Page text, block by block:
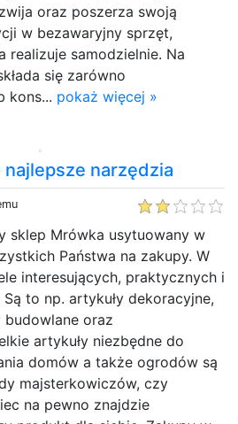
oraz poszerza swoją
w bezawaryjny sprzęt,
realizuje samodzielnie. Na
się zarówno
kons... pokaż więcej »
narzędzia
sklep Mrówka usytuowany w
Państwa na zakupy. W
interesujących, praktycznych i
to np. artykuły dekoracyjne,
budowlane oraz
artykuły niezbędne do
domów a także ogrodów są
majsterkowiczów, czy
na pewno znajdzie